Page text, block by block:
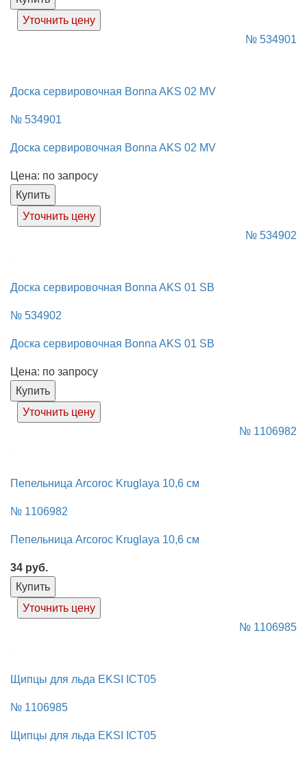
Уточнить цену
№ 534901
Доска сервировочная Bonna AKS 02 MV
№ 534901
Доска сервировочная Bonna AKS 02 MV
Цена: по запросу
Купить
Уточнить цену
№ 534902
Доска сервировочная Bonna AKS 01 SB
№ 534902
Доска сервировочная Bonna AKS 01 SB
Цена: по запросу
Купить
Уточнить цену
№ 1106982
Пепельница Arcoroc Kruglaya 10,6 см
№ 1106982
Пепельница Arcoroc Kruglaya 10,6 см
34 руб.
Купить
Уточнить цену
№ 1106985
Щипцы для льда EKSI ICT05
№ 1106985
Щипцы для льда EKSI ICT05